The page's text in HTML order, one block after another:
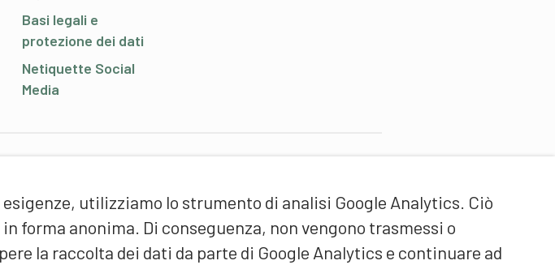
utilizziamo lo strumento di analisi Google Analytics. Ciò
anonima. Di conseguenza, non vengono trasmessi o
la raccolta dei dati da parte di Google Analytics e continuare ad
Basi legali e
protezione dei dati
Netiquette Social
Media
Scuola universitaria federale
dello Sport Macolin SUFSM
(DE/FR)